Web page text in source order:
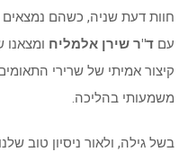
חוות דעת שניה, כשהם
עם ד"ר שירן אלמליח
קיצור אמיתי של שרירי
משמעותי בהליכה.
בשל גילה, ולאור ניסיון טוב